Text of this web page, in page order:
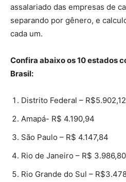
assalariado das empresas de
separando por gênero, e
cada um.
Confira abaixo os 10 estados
Brasil:
Distrito Federal – R$5.902,12
Amapá- R$ 4.190,94
São Paulo – R$ 4.147,84
Rio de Janeiro – R$ 3.986,80
Rio Grande do Sul –